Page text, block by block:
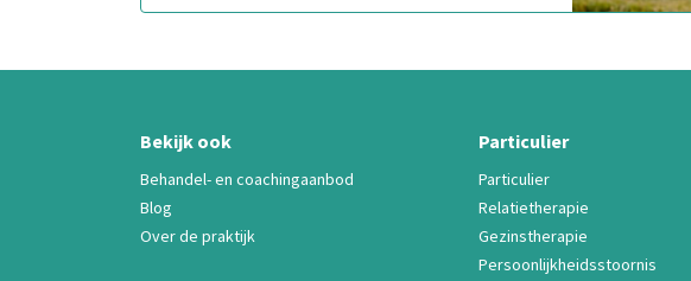
Bekijk ook
Behandel- en coachingaanbod
Blog
Over de praktijk
Particulier
Particulier
Relatietherapie
Gezinstherapie
Persoonlijkheidsstoornis